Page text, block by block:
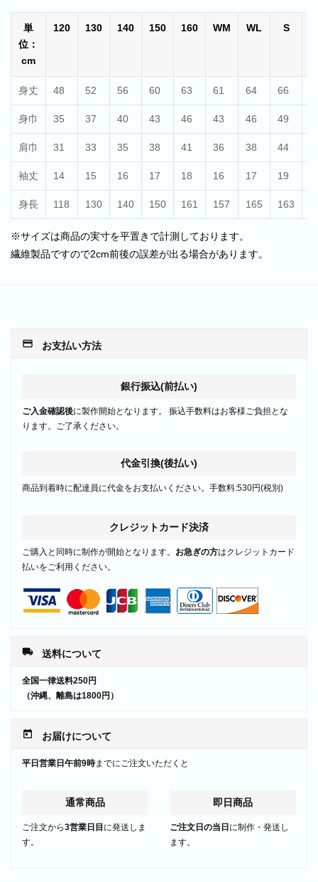
単
位：
cm
120 130 140 150 160 WM WL S
身丈 48 52 56 60 63 61 64 66
身巾 35 37 40 43 46 43 46 49
肩巾 31 33 35 38 41 36 38 44
袖丈 14 15 16 17 18 16 17 19
身長 118 130 140 150 161 157 165 163
※サイズは商品の実寸を平置きで計測しております。
繊維製品ですので2cm前後の誤差が出る場合があります。
payment お支払い方法
銀行振込(前払い)
ご入金確認後に製作開始となります。 振込手数料はお客様ご負担とな
ります。ご了承ください。
代金引換(後払い)
商品到着時に配達員に代金をお支払いください。手数料:530円(税別)
クレジットカード決済
ご購入と同時に制作が開始となります。 お急ぎの方はクレジットカード
払いをご利用ください。
local_shipping 送料について
全国一律送料250円
（沖縄、離島は1800円）
today お届けについて
平日営業日午前9時までにご注文いただくと
通常商品
ご注文から3営業日目 に発送しま
す。
即日商品
ご注文日の当日 に制作・発送し
ます。